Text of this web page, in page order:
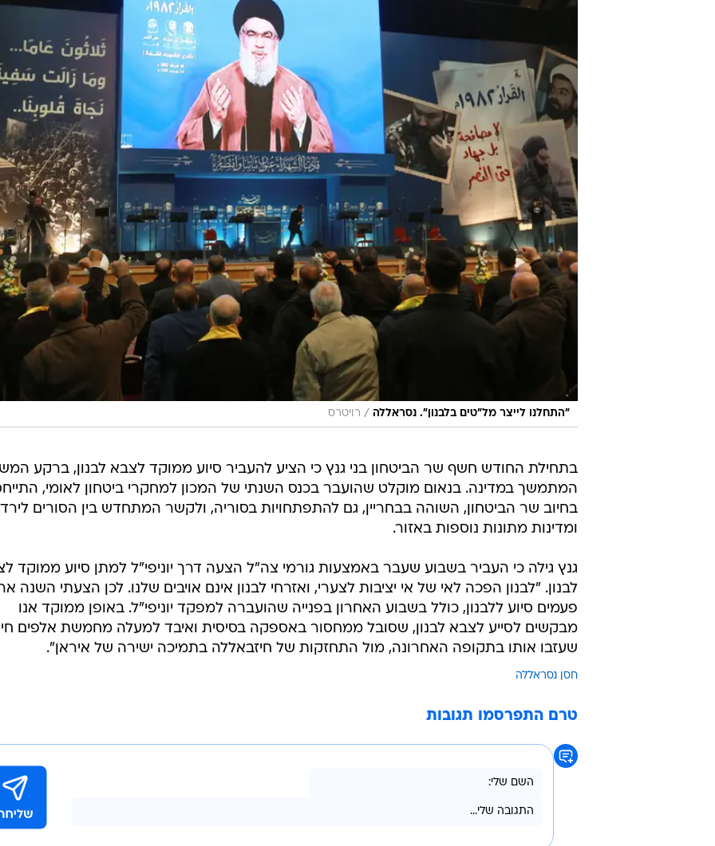
"התחלנו לייצר מל"טים בלבנון". נסראללה / רויטרס
בתחילת החודש חשף שר הביטחון בני גנץ כי הציע להעביר סיוע ממוקד לצבא לבנון, ברקע
המתמשך במדינה. בנאום מוקלט שהועבר בכנס השנתי של המכון למחקרי ביטחון לאומי,
בחיוב שר הביטחון, השוהה בבחריין, גם להתפתחויות בסוריה, ולקשר המתחדש בין הסורים
ומדינות מתונות נוספות באזור.
גנץ גילה כי העביר בשבוע שעבר באמצעות גורמי צה"ל הצעה דרך יוניפי"ל למתן סיוע ממוקד
לבנון. "לבנון הפכה לאי של אי יציבות לצערי, ואזרחי לבנון אינם אויבים שלנו. לכן הצעתי השנה
פעמים סיוע ללבנון, כולל בשבוע האחרון בפנייה שהועברה למפקד יוניפי"ל. באופן ממוקד אנו
מבקשים לסייע לצבא לבנון, שסובל ממחסור באספקה בסיסית ואיבד למעלה מחמשת אלפים
שעזבו אותו בתקופה האחרונה, מול התחזקות של חיזבאללה בתמיכה ישירה של איראן".
חסן נסראללה
טרם התפרסמו תגובות